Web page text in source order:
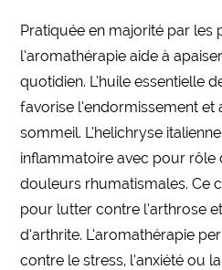
Pratiquée en majorité par les
l’aromathérapie aide à
quotidien. L’huile essentielle
favorise l’endormissement
sommeil. L’helichryse
inflammatoire avec pour rôle
douleurs rhumatismales. Ce
pour lutter contre l’arthrose
d’arthrite. L’aromathérapie
contre le stress, l’anxiété ou